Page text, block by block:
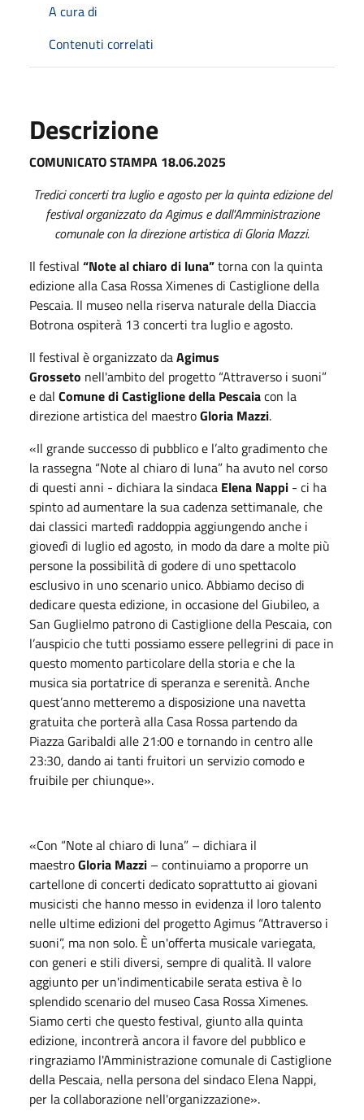
A cura di
Contenuti correlati
Descrizione
COMUNICATO STAMPA 18.06.2025
Tredici concerti traluglioeagostoper la quinta edizione del
festival organizzato da Agimus e dall'Amministrazione
comunale con la direzione artistica di Gloria Mazzi.
Il festival “Note al chiaro di luna”torna con la quinta
edizione alla Casa Rossa Ximenes di Castiglione della
Pescaia. Il museo nella riserva naturale della Diaccia
Botrona ospiterà 13 concerti tra luglio e agosto.
Il festival è organizzato daAgimus
Grosseto nell'ambito del progetto “Attraverso i suoni”
e dal Comune di Castiglione della Pescaiacon la
direzione artistica del maestroGloria Mazzi.
«Il grande successo di pubblico e l’alto gradimento che
la rassegna “Note al chiaro di luna” ha avuto nel corso
di questi anni - dichiara la sindaca Elena Nappi - ci ha
spinto ad aumentare la sua cadenza settimanale, che
dai classici martedì raddoppia aggiungendo anche i
giovedì di luglioed agosto, in modo da dare a molte più
persone la possibilità di godere di uno spettacolo
esclusivo in uno scenario unico. Abbiamo deciso di
dedicare questa edizione, in occasione del Giubileo, a
San Guglielmo patrono di Castiglione della Pescaia, con
l’auspicio che tutti possiamo essere pellegrini di pace in
questo momento particolare della storia e che la
musica sia portatrice di speranza e serenità. Anche
quest’anno metteremo a disposizione una navetta
gratuita che porterà alla Casa Rossa partendo da
Piazza Garibaldi alle 21:00 e tornando in centro alle
23:30, dando ai tanti fruitori un servizio comodo e
fruibile per chiunque».
«Con “Note al chiaro di luna” – dichiara il
maestroGloria Mazzi – continuiamo a proporre un
cartellone di concerti dedicato soprattutto ai giovani
musicisti che hanno messo in evidenza il loro talento
nelle ultime edizioni del progetto Agimus “Attraverso i
suoni”, ma non solo. È un'offerta musicale variegata,
con generi e stili diversi, sempre di qualità. Il valore
aggiunto per un'indimenticabile serata estiva è lo
splendido scenario del museo Casa Rossa Ximenes.
Siamo certi che questo festival, giunto alla quinta
edizione, incontrerà ancora il favore del pubblico e
ringraziamo l'Amministrazione comunale di Castiglione
della Pescaia, nella persona del sindaco Elena Nappi,
per la collaborazione nell'organizzazione».